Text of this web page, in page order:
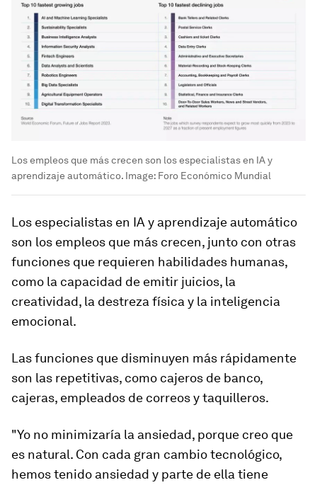
Los empleos que más crecen son los especialistas en IA y
aprendizaje automático. Image: Foro Económico Mundial
Los especialistas en IA y aprendizaje automático
son los empleos que más crecen, junto con otras
funciones que requieren habilidades humanas,
como la capacidad de emitir juicios, la
creatividad, la destreza física y la inteligencia
emocional.
Las funciones que disminuyen más rápidamente
son las repetitivas, como cajeros de banco,
cajeras, empleados de correos y taquilleros.
"Yo no minimizaría la ansiedad, porque creo que
es natural. Con cada gran cambio tecnológico,
hemos tenido ansiedad y parte de ella tiene